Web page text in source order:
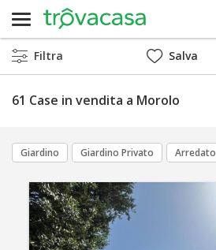
Filtra Salva
61 Case in vendita a Morolo
Giardino Giardino Privato Arredato